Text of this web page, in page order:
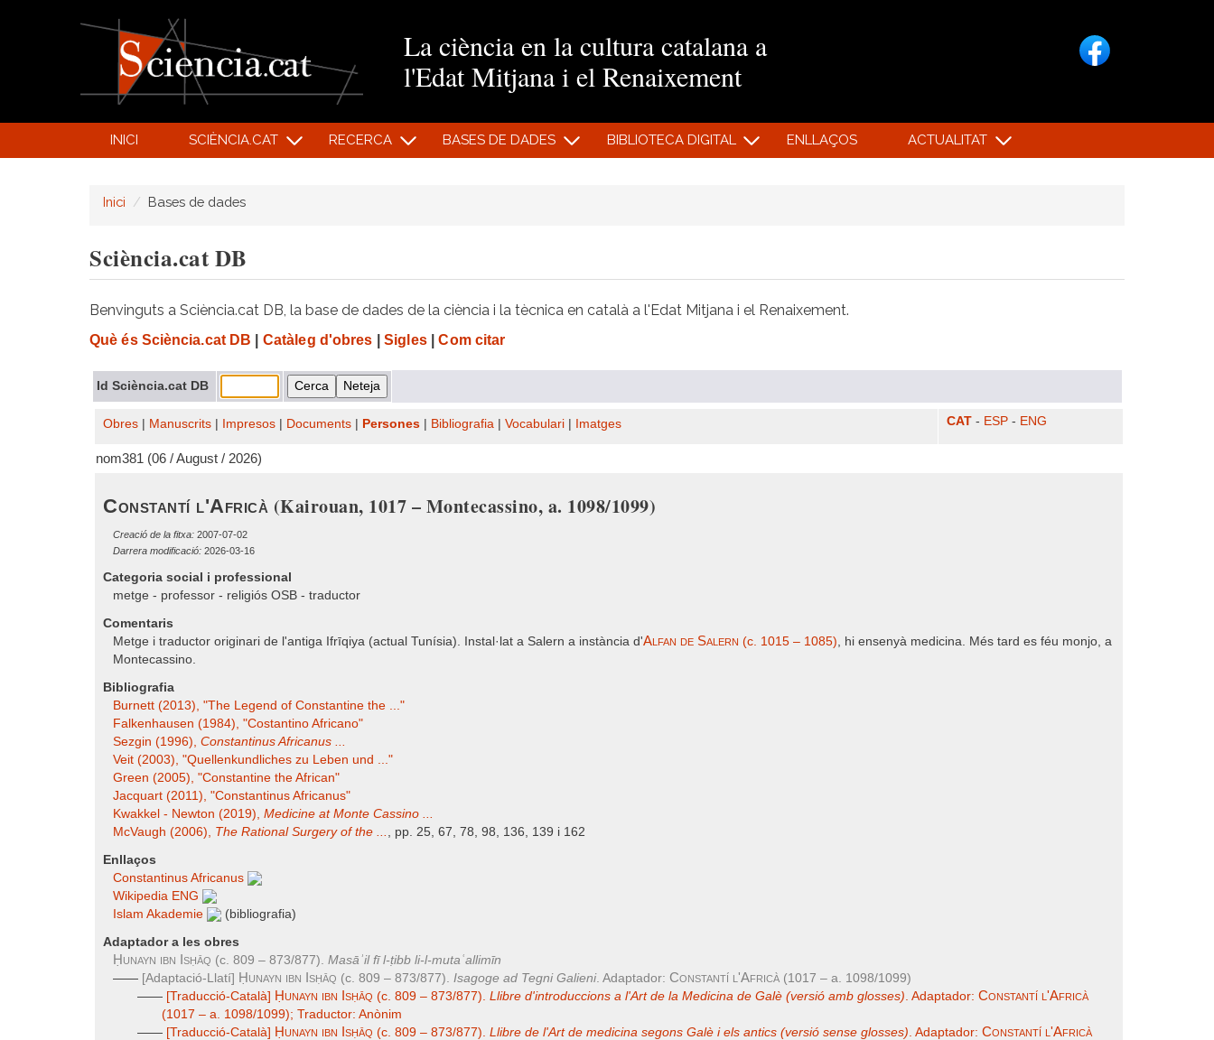
La ciència en la cultura catalana a
l'Edat Mitjana i el Renaixement
INICI SCIÈNCIA.CAT RECERCA BASES DE DADES BIBLIOTECA DIGITAL ENLLAÇOS ACTUALITAT
Inici Bases de dades
Sciència.cat DB
Benvinguts a Sciència.cat DB, la base de dades de la ciència i la tècnica en català a l'Edat Mitjana i el Renaixement.
Què és Sciència.cat DB Catàleg d'obres Sigles| Com citar
Id Sciència.cat DB
Obres Manuscrits Impresos Documents Persones Bibliografia Vocabulari Imatges CAT - ESP - ENG
nom381 (06 / August / 2026)
Constantí l'Africà (Kairouan, 1017 – Montecassino, a. 1098/1099)
Creació de la fitxa: 2007-07-02
Darrera modificació: 2026-03-16
Categoria social i professional
metge - professor - religiós OSB - traductor
Comentaris
Metge i traductor originari de l'antiga Ifrīqiya (actual Tunísia). Instal·lat a Salern a instància d'Alfan de Salern (c. 1015 – 1085), hi ensenyà medicina. Més tard es féu monjo, a
Montecassino.
Bibliografia
Burnett (2013), "The Legend of Constantine the ..."
Falkenhausen (1984), "Costantino Africano"
Sezgin (1996), Constantinus Africanus ...
Veit (2003), "Quellenkundliches zu Leben und ..."
Green (2005), "Constantine the African"
Jacquart (2011), "Constantinus Africanus"
Kwakkel - Newton (2019), Medicine at Monte Cassino ...
McVaugh (2006), The Rational Surgery of the ... , pp. 25, 67, 78, 98, 136, 139 i 162
Enllaços
Constantinus Africanus
Wikipedia ENG
Islam Akademie
(bibliografia)
Adaptador a les obres
Ḥunayn ibn Isḥāq (c. 809 – 873/877). Masāʾil fī l-ṭibb li-l-mutaʿallimīn
—— [Adaptació-Llatí] Ḥunayn ibn Isḥāq (c. 809 – 873/877). Isagoge ad Tegni Galieni. Adaptador: Constantí l'Africà (1017 – a. 1098/1099)
—— [Traducció-Català] Ḥunayn ibn Isḥāq (c. 809 – 873/877). Llibre d'introduccions a l'Art de la Medicina de Galè (versió amb glosses). Adaptador: Constantí l'Africà
(1017 – a. 1098/1099); Traductor: Anònim
—— [Traducció-Català] Ḥunayn ibn Isḥāq (c. 809 – 873/877). Llibre de l'Art de medicina segons Galè i els antics (versió sense glosses). Adaptador: Constantí l'Africà